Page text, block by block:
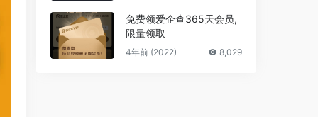
免费领爱企查365天会员,
限量领取
4年前 (2022) 8,029